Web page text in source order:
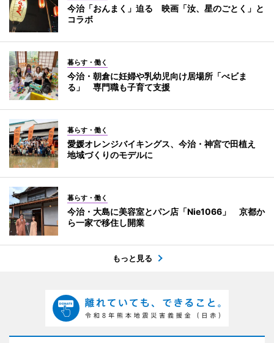
今治「おんまく」迫る 映画「汝、星のごとく」と
コラボ
暮らす・働く
今治・朝倉に妊婦や乳幼児向け居場所「べビま
る」 専門職も子育て支援
暮らす・働く
愛媛オレンジバイキングス、今治・神宮で田植え
地域づくりのモデルに
暮らす・働く
今治・大島に美容室とパン店「Nie1066」 京都か
ら一家で移住し開業
もっと見る